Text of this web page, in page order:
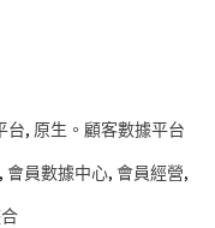
台, 原生。顧客數據平台
, 會員數據中心, 會員經營,